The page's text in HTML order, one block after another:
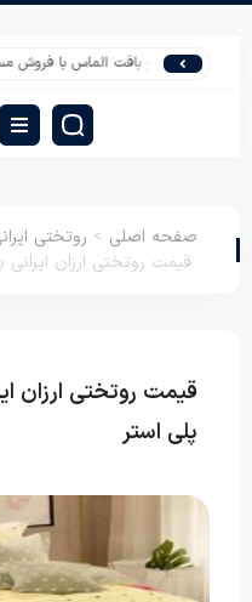
نیکو بافت الماس با فروش مستقیم
صفحه اصلی > روتختی
قیمت روتختی ارزان ایرانی
قیمت روتختی ارزان
پلی استر